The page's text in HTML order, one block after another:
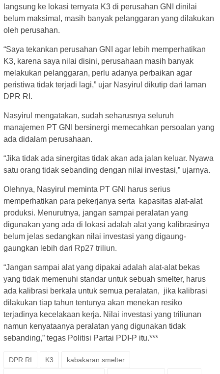
langsung ke lokasi ternyata K3 di perusahan GNI dinilai
belum maksimal, masih banyak pelanggaran yang dilakukan
oleh perusahan.
“Saya tekankan perusahan GNI agar lebih memperhatikan
K3, karena saya nilai disini, perusahaan masih banyak
melakukan pelanggaran, perlu adanya perbaikan agar
peristiwa tidak terjadi lagi,” ujar Nasyirul dikutip dari laman
DPR RI.
Nasyirul mengatakan, sudah seharusnya seluruh
manajemen PT GNI bersinergi memecahkan persoalan yang
ada didalam perusahaan.
“Jika tidak ada sinergitas tidak akan ada jalan keluar. Nyawa
satu orang tidak sebanding dengan nilai investasi,” ujarnya.
Olehnya, Nasyirul meminta PT GNI harus serius
memperhatikan para pekerjanya serta kapasitas alat-alat
produksi. Menurutnya, jangan sampai peralatan yang
digunakan yang ada di lokasi adalah alat yang kalibrasinya
belum jelas sedangkan nilai investasi yang digaung-
gaungkan lebih dari Rp27 triliun.
“Jangan sampai alat yang dipakai adalah alat-alat bekas
yang tidak memenuhi standar untuk sebuah smelter, harus
ada kalibrasi berkala untuk semua peralatan, jika kalibrasi
dilakukan tiap tahun tentunya akan menekan resiko
terjadinya kecelakaan kerja. Nilai investasi yang triliunan
namun kenyataanya peralatan yang digunakan tidak
sebanding,” tegas Politisi Partai PDI-P itu.***
DPR RI K3 kabakaran smelter